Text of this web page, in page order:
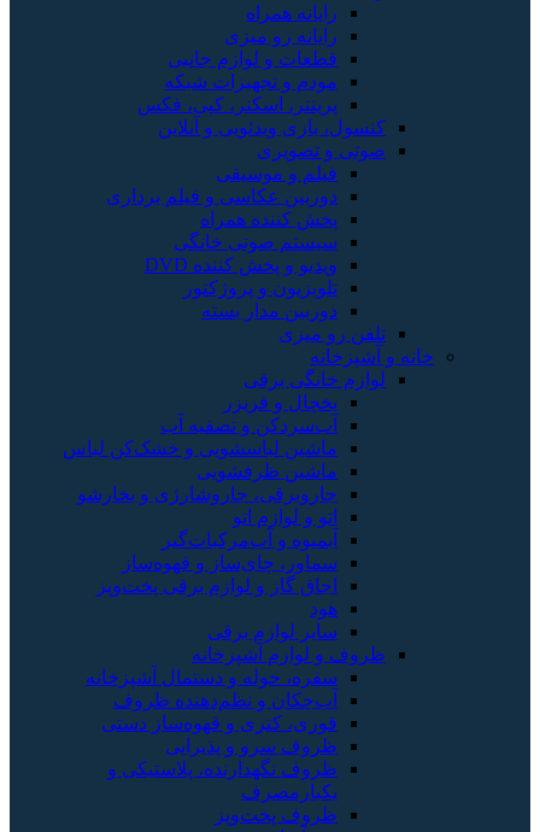
رایانه همراه
رایانه رو میزی
قطعات و لوازم جانبی
مودم و تجهیزات شبکه
پرینتر، اسکنر، کپی، فکس
کنسول، بازی‌ ویدئویی و آنلاین
صوتی و تصویری
فیلم و موسیقی
دوربین عکاسی و فیلم برداری
پخش کننده همراه
سیستم صوتی خانگی
ویدیو و پخش کننده DVD
تلویزیون و پروژکتور
دوربین مدار بسته
تلفن رو میزی
خانه و آشپزخانه
لوازم خانگی برقی
یخچال و فریزر
آب‌سردکن و تصفیه آب
ماشین لباسشویی و خشک‌کن لباس
ماشین ظرفشویی
جاروبرقی، جاروشارژی و بخارشو
اتو و لوازم اتو
آبمیوه و آب‌مرکبات‌گیر
سماور، چای‌ساز و قهوه‌ساز
اجاق گاز و لوازم برقی پخت‌وپز
هود
سایر لوازم برقی
ظروف و لوازم آشپزخانه
سفره، حوله و دستمال آشپزخانه
آب‌چکان و نظم‌دهنده ظروف
قوری، کتری و قهوه‌ساز دستی
ظروف سرو و پذیرایی
ظروف نگهدارنده، پلاستیکی و
یکبارمصرف
ظروف پخت‌وپز